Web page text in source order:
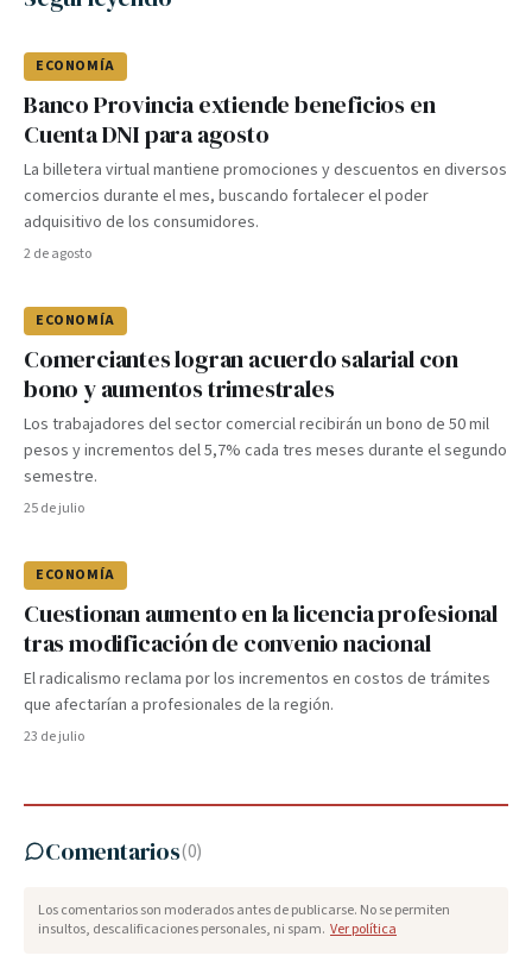
ECONOMÍA
Banco Provincia extiende beneficios en
Cuenta DNI para agosto
La billetera virtual mantiene promociones y descuentos en diversos
comercios durante el mes, buscando fortalecer el poder
adquisitivo de los consumidores.
2 de agosto
ECONOMÍA
Comerciantes logran acuerdo salarial con
bono y aumentos trimestrales
Los trabajadores del sector comercial recibirán un bono de 50 mil
pesos y incrementos del 5,7% cada tres meses durante el segundo
semestre.
25 de julio
ECONOMÍA
Cuestionan aumento en la licencia profesional
tras modificación de convenio nacional
El radicalismo reclama por los incrementos en costos de trámites
que afectarían a profesionales de la región.
23 de julio
Comentarios(0)
Los comentarios son moderados antes de publicarse. No se permiten
insultos, descalificaciones personales, ni spam. Ver política